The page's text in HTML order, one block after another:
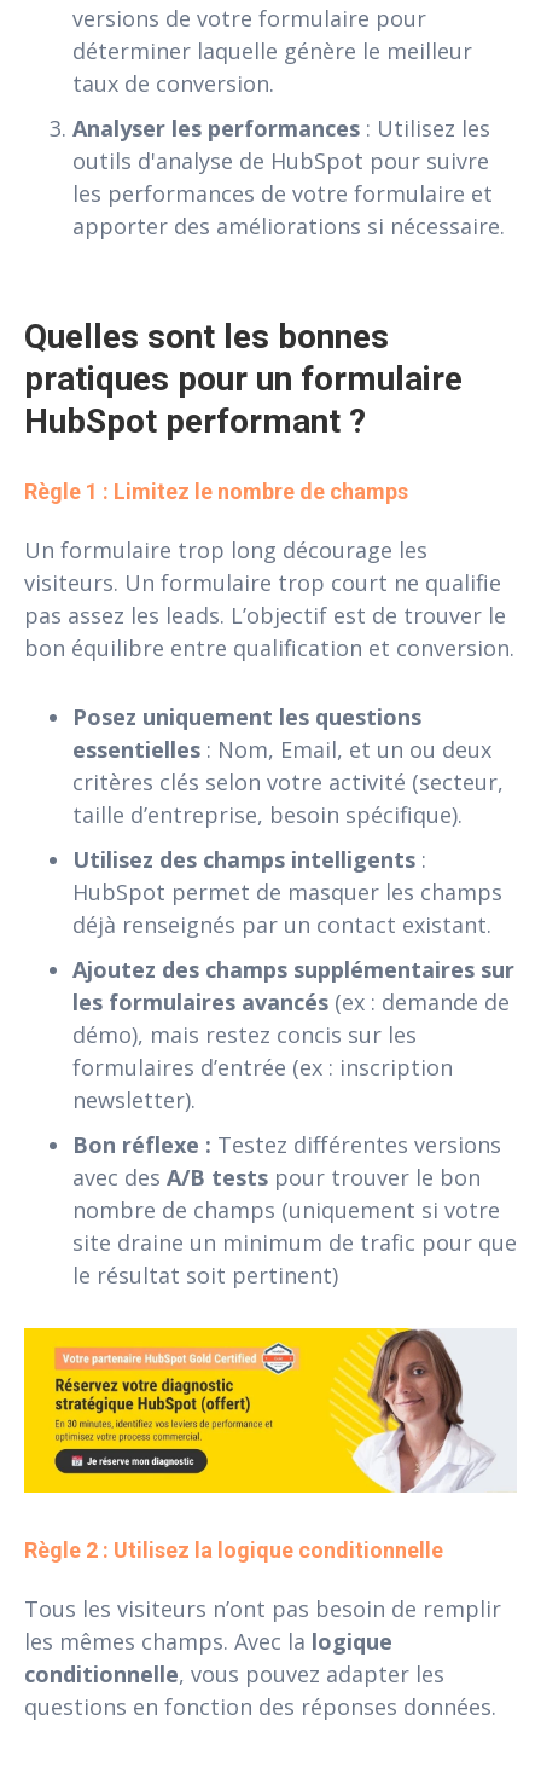
versions de votre formulaire pour
déterminer laquelle génère le meilleur
taux de conversion.
Analyser les performances : Utilisez les
outils d'analyse de HubSpot pour suivre
les performances de votre formulaire et
apporter des améliorations si nécessaire.
Quelles sont les bonnes
pratiques pour un formulaire
HubSpot performant ?
Règle 1 : Limitez le nombre de champs
Un formulaire trop long décourage les
visiteurs. Un formulaire trop court ne qualifie
pas assez les leads. L’objectif est de trouver le
bon équilibre entre qualification et conversion.
Posez uniquement les questions
essentielles : Nom, Email, et un ou deux
critères clés selon votre activité (secteur,
taille d’entreprise, besoin spécifique).
Utilisez des champs intelligents :
HubSpot permet de masquer les champs
déjà renseignés par un contact existant.
Ajoutez des champs supplémentaires sur
les formulaires avancés (ex : demande de
démo), mais restez concis sur les
formulaires d’entrée (ex : inscription
newsletter).
Bon réflexe : Testez différentes versions
avec des A/B tests pour trouver le bon
nombre de champs (uniquement si votre
site draine un minimum de trafic pour que
le résultat soit pertinent)
Règle 2 : Utilisez la logique conditionnelle
Tous les visiteurs n’ont pas besoin de remplir
les mêmes champs. Avec la logique
conditionnelle, vous pouvez adapter les
questions en fonction des réponses données.